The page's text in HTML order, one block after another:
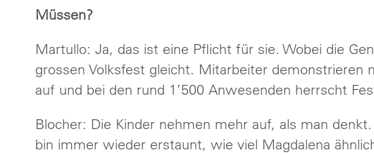
Müssen?
Martullo: Ja, das ist eine Pflicht für sie. Wobei die
grossen Volksfest gleicht. Mitarbeiter demonstrieren
auf und bei den rund 1’500 Anwesenden herrscht
Blocher: Die Kinder nehmen mehr auf, als man
bin immer wieder erstaunt, wie viel Magdalena